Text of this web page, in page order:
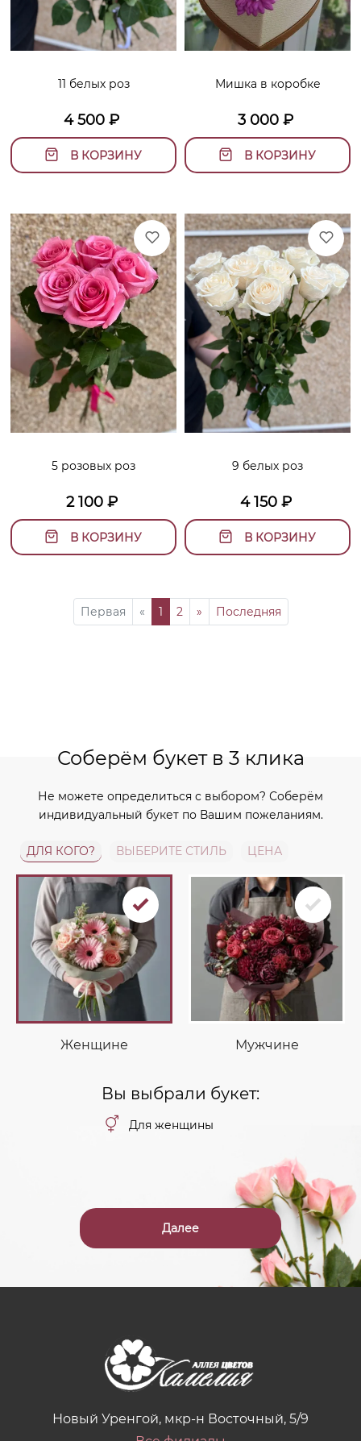
11 белых роз
4 500 ₽
В КОРЗИНУ
Мишка в коробке
3 000 ₽
В КОРЗИНУ
5 розовых роз
2 100₽
В КОРЗИНУ
9 белых роз
4 150₽
В КОРЗИНУ
Первая « 1 2 » Последняя
Соберём букет в 3 клика
Не можете определиться с выбором? Соберём
индивидуальный букет по Вашим пожеланиям.
ДЛЯ КОГО? ВЫБЕРИТЕ СТИЛЬ ЦЕНА
Женщине Мужчине
Вы выбрали букет:
Для женщины
Далее
Новый Уренгой, мкр-н Восточный, 5/9